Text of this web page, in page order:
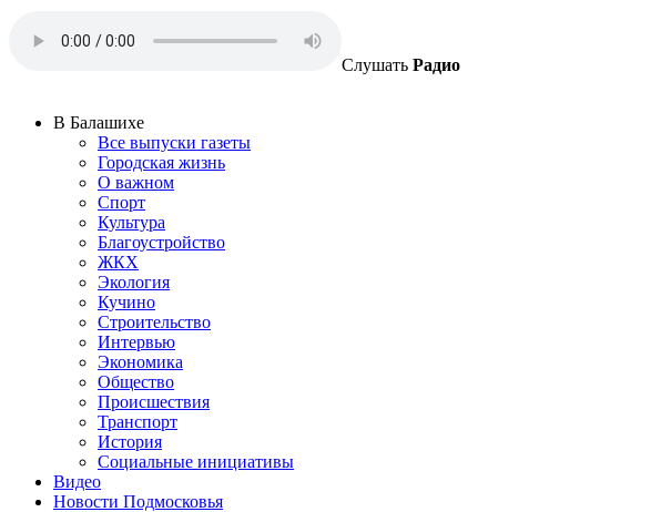
Слушать Радио
В Балашихе
Все выпуски газеты
Городская жизнь
О важном
Спорт
Культура
Благоустройство
ЖКХ
Экология
Кучино
Строительство
Интервью
Экономика
Общество
Происшествия
Транспорт
История
Социальные инициативы
Видео
Новости Подмосковья